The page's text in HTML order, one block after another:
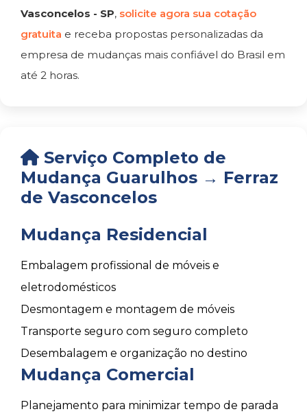
Vasconcelos - SP, solicite agora sua cotação
gratuita e receba propostas personalizadas da
empresa de mudanças mais confiável do Brasil em
até 2 horas.
Serviço Completo de
Mudança Guarulhos → Ferraz
de Vasconcelos
Mudança Residencial
Embalagem profissional de móveis e
eletrodomésticos
Desmontagem e montagem de móveis
Transporte seguro com seguro completo
Desembalagem e organização no destino
Mudança Comercial
Planejamento para minimizar tempo de parada